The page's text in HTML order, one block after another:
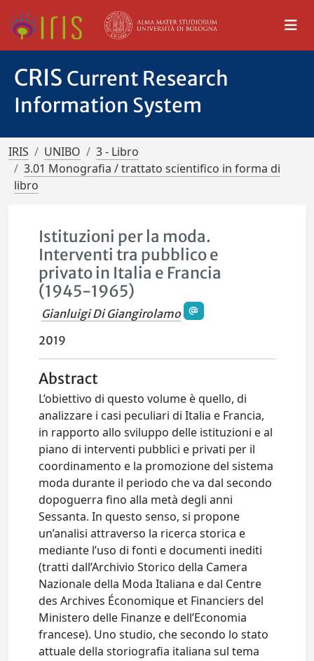
CRIS Current Research
Information System
IRIS UNIBO
3 - Libro
3.01 Monografia / trattato scientifico in forma di
libro
Istituzioni per la moda.
Interventi tra pubblico e
privato in Italia e Francia
(1945-1965)
Gianluigi Di Giangirolamo
2019
Abstract
L’obiettivo di questo volume è quello, di
analizzare i casi peculiari di Italia e Francia,
in rapporto allo sviluppo delle istituzioni e al
piano di interventi pubblici e privati per il
coordinamento e la promozione del sistema
moda durante il periodo che va dal secondo
dopoguerra fino alla metà degli anni
Sessanta. In questo senso, si propone
un’analisi attraverso la ricerca storica e
mediante l’uso di fonti e documenti inediti
(tratti dall’Archivio Storico della Camera
Nazionale della Moda Italiana e dal Centre
des Archives Économique et Financiers del
Ministero delle Finanze e dell’Economia
francese). Uno studio, che secondo lo stato
attuale della storiografia italiana sul tema